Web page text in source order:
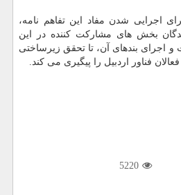
اجرایی شدن مفاد این تفاهم نامه،
بخش های مشاركت كننده در این
اجرای بندهای آن، تا تحقق زیرساختی
فناور اردبیل را پیگیری می كند.
5220